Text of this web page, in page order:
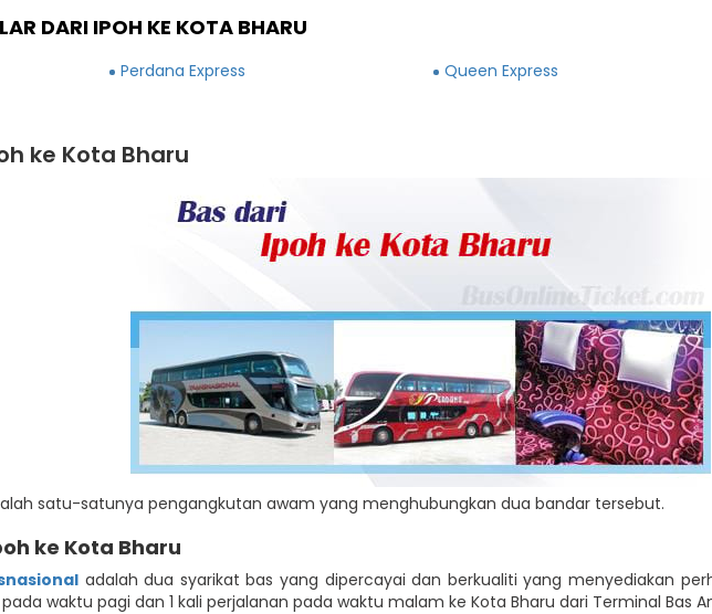
DARI IPOH KE KOTA BHARU
Perdana Express Queen Express
ke Kota Bharu
satu-satunya pengangkutan awam yang menghubungkan dua bandar tersebut.
ke Kota Bharu
adalah dua syarikat bas yang dipercayai dan berkualiti yang menyediakan
waktu pagi dan 1 kali perjalanan pada waktu malam ke Kota Bharu dari Terminal Bas